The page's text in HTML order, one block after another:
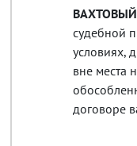
судебной
условиях,
вне места
договоре